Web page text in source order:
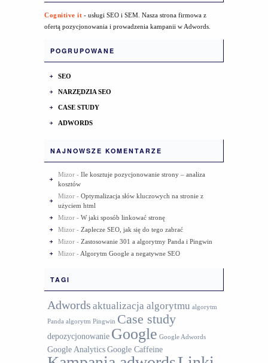
Cognitive it - usługi SEO i SEM. Nasza strona firmowa z
ofertą pozycjonowania i prowadzenia kampanii w Adwords.
POGRUPOWANE
SEO
NARZĘDZIA SEO
CASE STUDY
ADWORDS
NAJNOWSZE KOMENTARZE
Mizor - Ile kosztuje pozycjonowanie strony – analiza
kosztów
Mizor - Optymalizacja słów kluczowych na stronie z
użyciem html
Mizor - W jaki sposób linkować stronę
Mizor - Zaplecze SEO, jak się do tego zabrać
Mizor - Zastosowanie 301 a algorytmy Panda i Pingwin
Mizor - Algorytm Google a negatywne SEO
TAGI
Adwords aktualizacja algorytmu algorytm
Panda algorytm Pingwin Case study
depozycjonowanie Google Google Adwords
Google AnalyticsGoogle Caffeine